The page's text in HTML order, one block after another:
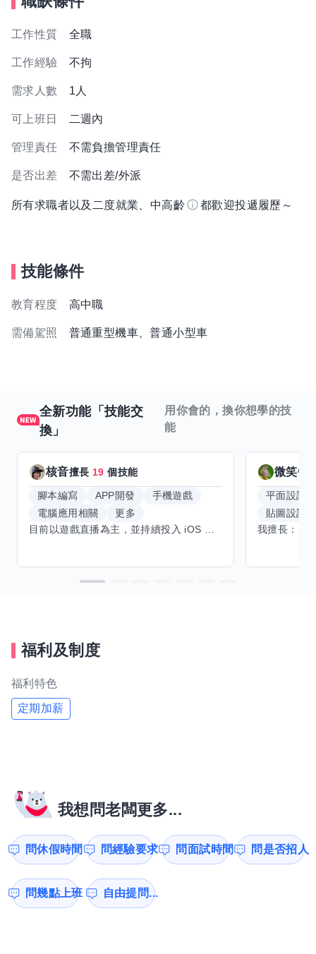
工作性質 全職
工作經驗 不拘
需求人數 1人
可上班日 二週內
管理責任 不需負擔管理責任
是否出差 不需出差/外派
所有求職者以及二度就業、中高齡 都歡迎投遞履歷～
技能條件
教育程度 高中職
需備駕照 普通重型機車、普通小型車
全新功能「技能交
換」
用你會的，換你想學的技
能
核音擅長 19 個技能
腳本編寫 APP開發
手機遊戲
電腦應用相關
更多
微笑每
平面設計
貼圖設計
福利及制度
福利特色
定期加薪
我想問老闆更多...
問休假時間 問經驗要求 問面試時間 問是否招人
問幾點上班 自由提問...